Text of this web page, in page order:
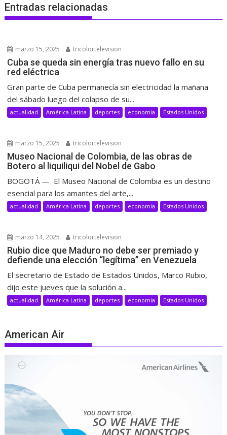
Entradas relacionadas
marzo 15, 2025 tricolortelevision
Cuba se queda sin energía tras nuevo fallo en su
red eléctrica
Gran parte de Cuba permanecía sin electricidad la mañana
del sábado luego del colapso de su...
actualidad América Latina deportes economia Estados Unidos
marzo 15, 2025 tricolortelevision
Museo Nacional de Colombia, de las obras de
Botero al liquiliqui del Nobel de Gabo
BOGOTÁ — El Museo Nacional de Colombia es un destino
esencial para los amantes del arte,...
actualidad América Latina deportes economia Estados Unidos
marzo 14, 2025 tricolortelevision
Rubio dice que Maduro no debe ser premiado y
defiende una elección “legítima” en Venezuela
El secretario de Estado de Estados Unidos, Marco Rubio,
dijo este jueves que la solución a...
actualidad América Latina deportes economia Estados Unidos
American Air